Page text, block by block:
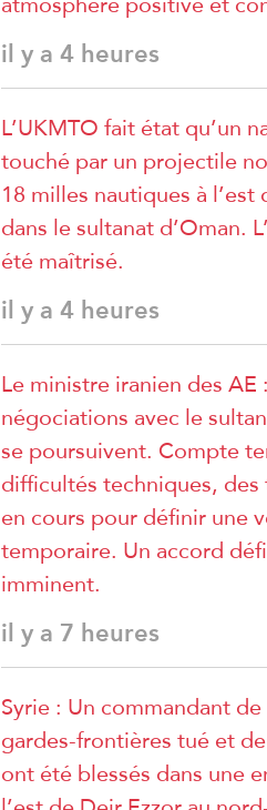
il y a 4 heures
L’UKMTO fait état qu’un
touché par un projectile
18 milles nautiques à l’est
dans le sultanat d’Oman.
été maîtrisé.
il y a 4 heures
Le ministre iranien des AE
négociations avec le
se poursuivent. Compte
difficultés techniques,
en cours pour définir une
temporaire. Un accord
imminent.
il y a 7 heures
Syrie : Un commandant
gardes-frontières tué et
ont été blessés dans une